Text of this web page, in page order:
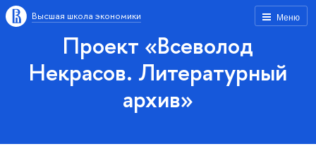
Меню
Высшая школа экономики
Проект «Всеволод
Некрасов. Литературный
архив»